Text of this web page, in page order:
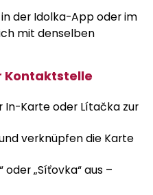
der Idolka-App oder im
mit denselben
Kontaktstelle
In-Karte oder Lítačka zur
verknüpfen die Karte
oder „Síťovka“ aus –